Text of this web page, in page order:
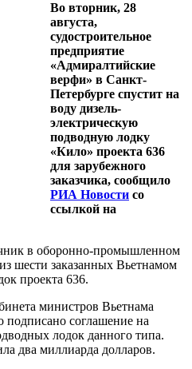
Во вторник, 28
августа,
судостроительное
предприятие
«Адмиралтийские
верфи» в Санкт-
Петербурге спустит на
воду дизель-
электрическую
подводную лодку
«Кило» проекта 636
для зарубежного
заказчика, сообщило
РИА Новости со
ссылкой на
в оборонно-промышленном
шести заказанных Вьетнамом
проекта 636.
министров Вьетнама
соглашение на
лодок данного типа.
два миллиарда долларов.